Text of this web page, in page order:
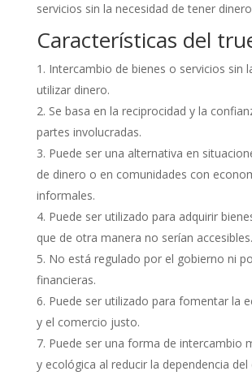
servicios sin la necesidad de tener
Características del
Intercambio de bienes o servicios sin
utilizar dinero.
Se basa en la reciprocidad y la
partes involucradas.
Puede ser una alternativa en
de dinero o en comunidades con
informales.
Puede ser utilizado para adquirir
que de otra manera no serían accesibles.
No está regulado por el gobierno ni
financieras.
Puede ser utilizado para fomentar la
y el comercio justo.
Puede ser una forma de intercambio
y ecológica al reducir la dependencia del